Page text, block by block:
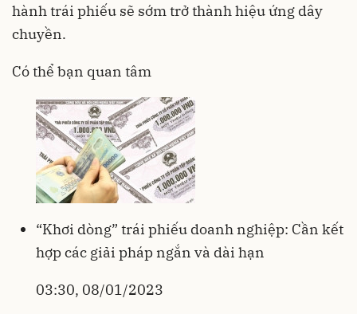
hành trái phiếu sẽ sớm trở thành hiệu ứng dây
chuyền.
Có thể bạn quan tâm
“Khơi dòng” trái phiếu doanh nghiệp: Cần kết
hợp các giải pháp ngắn và dài hạn
03:30, 08/01/2023